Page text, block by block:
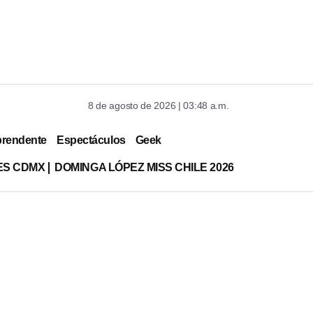
8 de agosto de 2026 | 03:48 a.m.
Espectáculos Geek
CDMX DOMINGA LÓPEZ MISS CHILE 2026